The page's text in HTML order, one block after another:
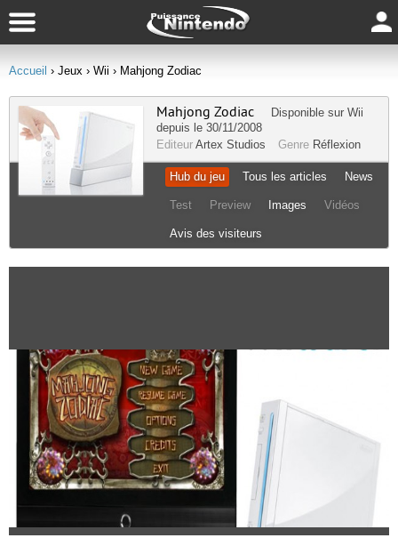
Accueil › Jeux › Wii › Mahjong Zodiac
Mahjong Zodiac Disponible sur Wii
depuis le 30/11/2008
Editeur Artex Studios Genre Réflexion
Hub du jeu Tous les articles News
Test Preview Images Vidéos
Avis des visiteurs